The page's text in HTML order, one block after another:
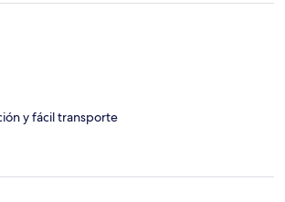
y fácil transporte